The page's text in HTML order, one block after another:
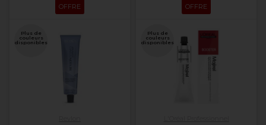
OFFRE
Plus de
couleurs
disponibles
OFFRE
Plus de
couleurs
disponibles